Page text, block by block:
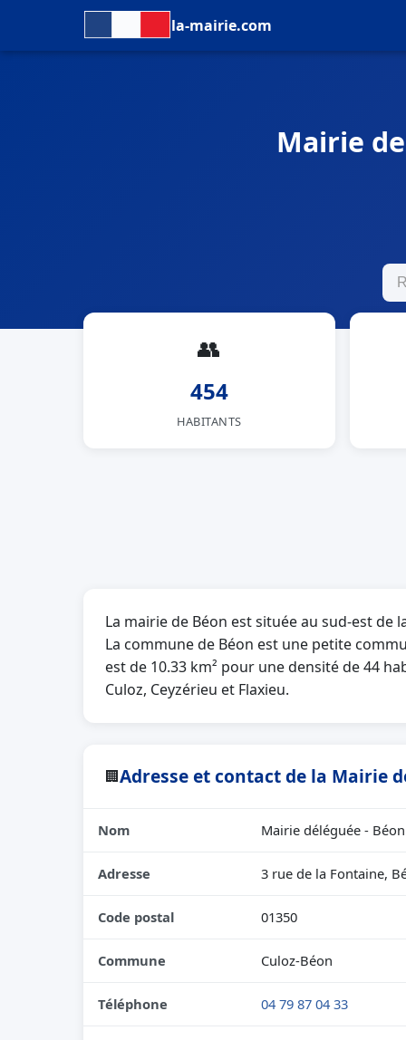
la-mairie.com
Mairie
👥
454
HABITANTS
La mairie de Béon est située au sud-est de
La commune de Béon est une petite
est de 10.33 km² pour une densité de 44
Culoz, Ceyzérieu et Flaxieu.
🏢Adresse et contact de la Mairie
Nom Mairie déléguée - Béon
Adresse 3 rue de la Fontaine,
Code postal 01350
Commune Culoz-Béon
Téléphone 04 79 87 04 33